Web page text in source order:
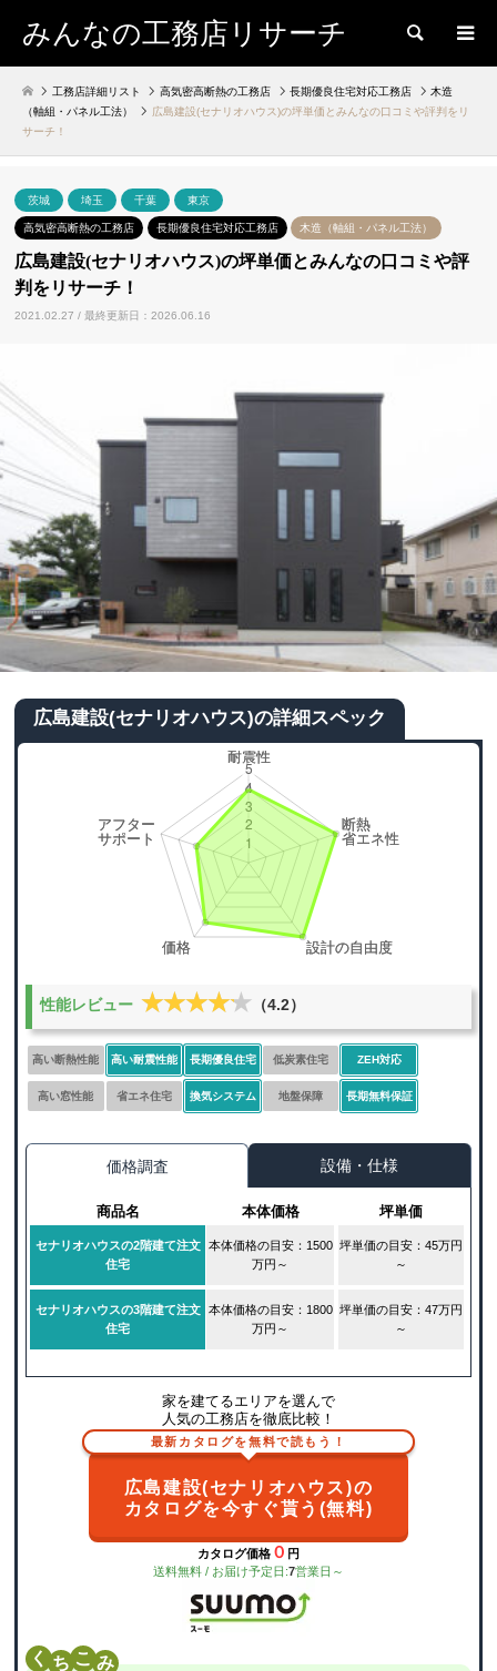
みんなの工務店リサーチ 検索
工務店詳細リスト 高気密高断熱の工務店 長期優良住宅対応工務店
木造
（軸組・パネル工法）
広島建設(セナリオハウス)の坪単価とみんなの口コミや評判をリ
サーチ！
茨城 埼玉 千葉 東京
高気密高断熱の工務店 長期優良住宅対応工務店 木造（軸組・パネル工法）
広島建設(セナリオハウス)の坪単価とみんなの口コミや評
判をリサーチ！
2021.02.27 / 最終更新日：2026.06.16
広島建設(セナリオハウス)の詳細スペック
性能レビュー ★★★★★
★★★★★ （4.2）
高い断熱性能 高い耐震性能 長期優良住宅 低炭素住宅 ZEH対応
高い窓性能 省エネ住宅 換気システム 地盤保障 長期無料保証
価格調査 設備・仕様
商品名 本体価格 坪単価
セナリオハウスの2階建て注文
住宅
本体価格の目安：1500
万円～
坪単価の目安：45万円
～
セナリオハウスの3階建て注文
住宅
本体価格の目安：1800
万円～
坪単価の目安：47万円
～
家を建てるエリアを選んで
人気の工務店を徹底比較！
最新カタログを無料で読もう！
広島建設(セナリオハウス)の
カタログを今すぐ貰う(無料)
カタログ価格 ０ 円
送料無料 / お届け予定日:7営業日～
く こ